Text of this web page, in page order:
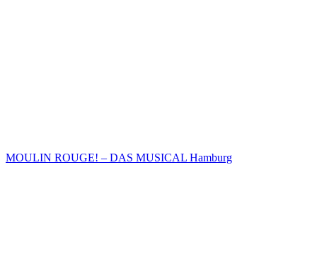
MOULIN ROUGE! – DAS MUSICAL Hamburg